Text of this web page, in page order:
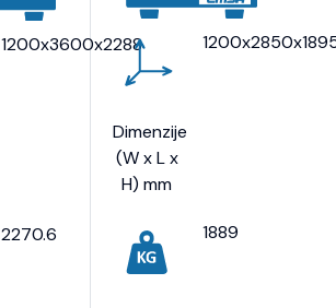
1200x3600x2288
2270.6
Dimenzije
(W x L x
H) mm
1889